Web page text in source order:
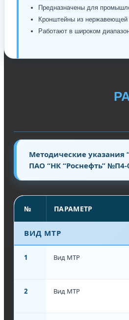
Предназначены для
Кронштейны из нержавеющей
Работают в широком
Методические
ПАО “НК “Роснефть”
№ ПАРАМЕТР
ВИД МТР
1 Вид МТР
2 Вид МТР